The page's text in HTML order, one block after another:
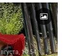
10:54